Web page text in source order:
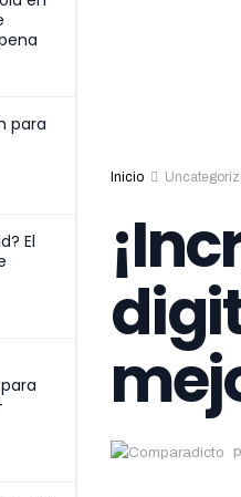
para
El
Inicio